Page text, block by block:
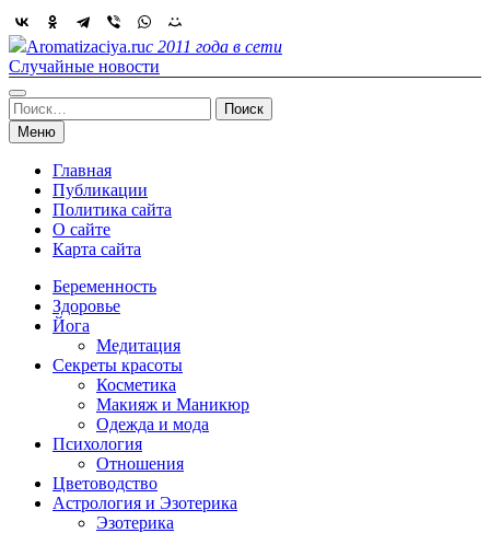
Skip
to
content
Aromatizaciya.ruс 2011 года в сети
Случайные новости
Найти:
Меню
Главная
Публикации
Политика сайта
О сайте
Карта сайта
Беременность
Здоровье
Йога
Медитация
Секреты красоты
Косметика
Макияж и Маникюр
Одежда и мода
Психология
Отношения
Цветоводство
Астрология и Эзотерика
Эзотерика